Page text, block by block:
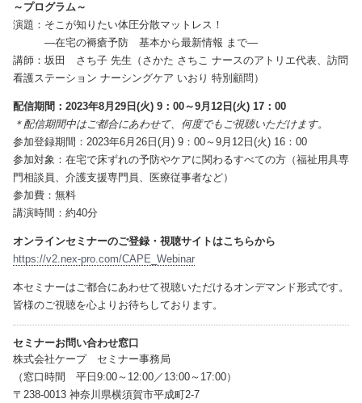
～プログラム～
演題：そこが知りたい体圧分散マットレス！
―在宅の褥瘡予防 基本から最新情報 まで―
講師：坂田 さち子 先生（さかた さちこ ナースのアトリエ代表、訪問
看護ステーション ナーシングケア いおり 特別顧問）
配信期間：2023年8月29日(火) 9：00～9月12日(火) 17：00
＊配信期間中はご都合にあわせて、何度でもご視聴いただけます。
参加登録期間：2023年6月26日(月) 9：00～9月12日(火) 16：00
参加対象：在宅で床ずれの予防やケアに関わるすべての方（福祉用具専
門相談員、介護支援専門員、医療従事者など）
参加費：無料
講演時間：約40分
オンラインセミナーのご登録・視聴サイトはこちらから
https://v2.nex-pro.com/CAPE_Webinar
本セミナーはご都合にあわせて視聴いただけるオンデマンド形式です。
皆様のご視聴を心よりお待ちしております。
セミナーお問い合わせ窓口
株式会社ケープ セミナー事務局
（窓口時間 平日9:00～12:00／13:00～17:00）
〒238-0013 神奈川県横須賀市平成町2-7